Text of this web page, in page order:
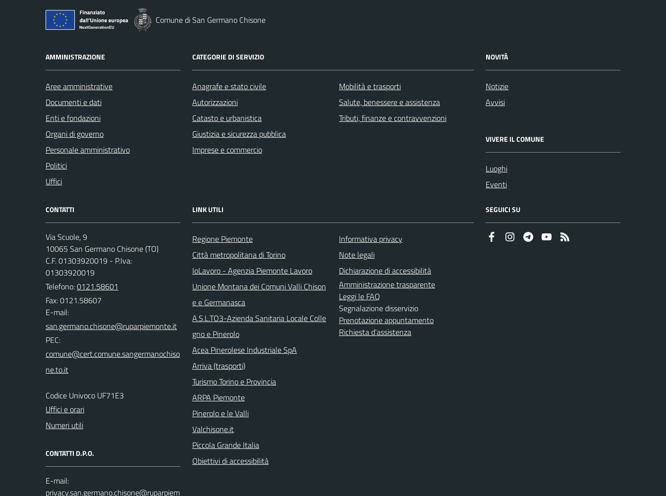
Comune di San Germano Chisone
AMMINISTRAZIONE
Aree amministrative
Documenti e dati
Enti e fondazioni
Organi di governo
Personale amministrativo
Politici
Uffici
CATEGORIE DI SERVIZIO
Anagrafe e stato civile
Autorizzazioni
Catasto e urbanistica
Giustizia e sicurezza pubblica
Imprese e commercio
Mobilità e trasporti
Salute, benessere e assistenza
Tributi, finanze e contravvenzioni
NOVITÀ
Notizie
Avvisi
VIVERE IL COMUNE
Luoghi
Eventi
CONTATTI
Via Scuole, 9
10065 San Germano Chisone (TO)
C.F. 01303920019 - P.Iva:
01303920019
Telefono:0121.58601
Fax: 0121.58607
E-mail:
PEC:
Codice Univoco UF71E3
Uffici e orari
Numeri utili
CONTATTI D.P.O.
E-mail:
LINK UTILI
Regione Piemonte
Città metropolitana di Torino
IoLavoro - Agenzia Piemonte Lavoro
Unione Montana dei Comuni Valli Chison
e e Germanasca
A.S.L.TO3-Azienda Sanitaria Locale Colle
gno e Pinerolo
Acea Pinerolese Industriale SpA
Arriva (trasporti)
Turismo Torino e Provincia
ARPA Piemonte
Pinerolo e le Valli
Valchisone.it
Piccola Grande Italia
Obiettivi di accessibilità
Informativa privacy
Note legali
Dichiarazione di accessibilità
Amministrazione trasparente
Leggi le FAQ
Segnalazione disservizio
Prenotazione appuntamento
Richiesta d'assistenza
SEGUICI SU